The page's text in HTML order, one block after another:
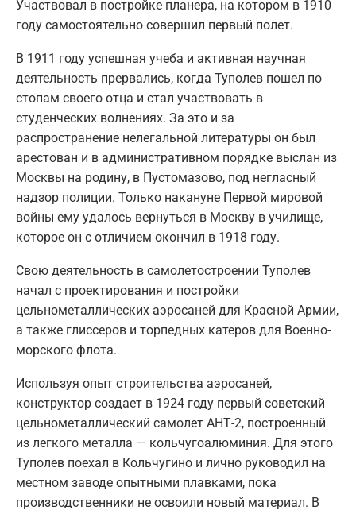
Участвовал в постройке планера, на котором в 1910
году самостоятельно совершил первый полет.
В 1911 году успешная учеба и активная научная
деятельность прервались, когда Туполев пошел по
стопам своего отца и стал участвовать в
студенческих волнениях. За это и за
распространение нелегальной литературы он был
арестован и в административном порядке выслан из
Москвы на родину, в Пустомазово, под негласный
надзор полиции. Только накануне Первой мировой
войны ему удалось вернуться в Москву в училище,
которое он с отличием окончил в 1918 году.
Свою деятельность в самолетостроении Туполев
начал с проектирования и постройки
цельнометаллических аэросаней для Красной Армии,
а также глиссеров и торпедных катеров для Военно-
морского флота.
Используя опыт строительства аэросаней,
конструктор создает в 1924 году первый советский
цельнометаллический самолет АНТ-2, построенный
из легкого металла — кольчугоалюминия. Для этого
Туполев поехал в Кольчугино и лично руководил на
местном заводе опытными плавками, пока
производственники не освоили новый материал. В